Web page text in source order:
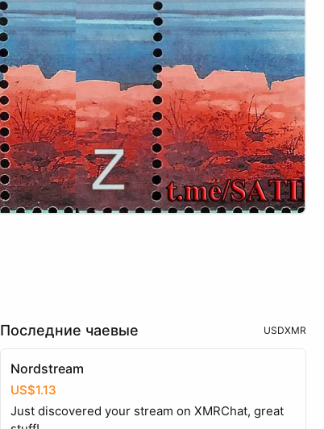
Последние чаевые USDXMR
Nordstream
US$1.13
Just discovered your stream on XMRChat, great